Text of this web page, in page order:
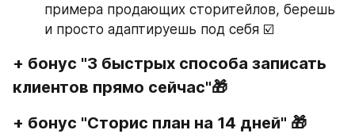
примера продающих сторитейлов, берешь
и просто адаптируешь под себя ☑️
+ бонус "3 быстрых способа записать
клиентов прямо сейчас"🎁
+ бонус "Сторис план на 14 дней" 🎁